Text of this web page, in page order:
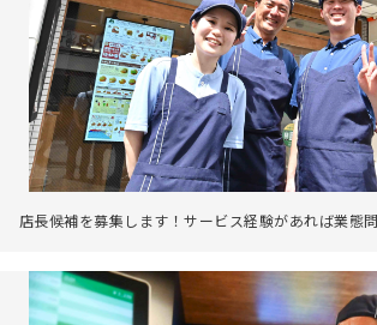
店長候補を募集します！サービス経験があれば業態